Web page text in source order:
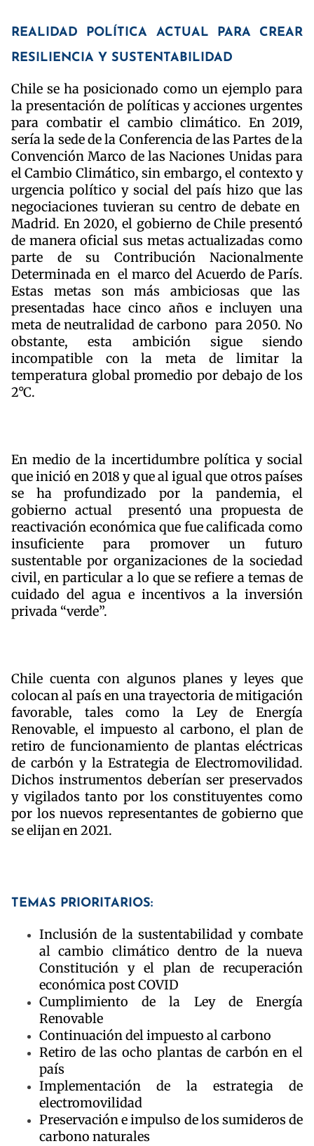
REALIDAD POLÍTICA ACTUAL PARA CREAR
RESILIENCIA Y SUSTENTABILIDAD
Chile se ha posicionado como un ejemplo para
la presentación de políticas y acciones urgentes
para combatir el cambio climático. En 2019,
sería la sede de la Conferencia de las Partes de la
Convención Marco de las Naciones Unidas para
el Cambio Climático, sin embargo, el contexto y
urgencia político y social del país hizo que las
negociaciones tuvieran su centro de debate en
Madrid. En 2020, el gobierno de Chile presentó
de manera oficial sus metas actualizadas como
parte de su Contribución Nacionalmente
Determinada en el marco del Acuerdo de París.
Estas metas son más ambiciosas que las
presentadas hace cinco años e incluyen una
meta de neutralidad de carbono para 2050. No
obstante, esta ambición sigue siendo
incompatible con la meta de limitar la
temperatura global promedio por debajo de los
2°C.
En medio de la incertidumbre política y social
que inició en 2018 y que al igual que otros países
se ha profundizado por la pandemia, el
gobierno actual presentó una propuesta de
reactivación económica que fue calificada como
insuficiente para promover un futuro
sustentable por organizaciones de la sociedad
civil, en particular a lo que se refiere a temas de
cuidado del agua e incentivos a la inversión
privada “verde”.
Chile cuenta con algunos planes y leyes que
colocan al país en una trayectoria de mitigación
favorable, tales como la Ley de Energía
Renovable, el impuesto al carbono, el plan de
retiro de funcionamiento de plantas eléctricas
de carbón y la Estrategia de Electromovilidad.
Dichos instrumentos deberían ser preservados
y vigilados tanto por los constituyentes como
por los nuevos representantes de gobierno que
se elijan en 2021.
TEMAS PRIORITARIOS:
Inclusión de la sustentabilidad y combate
al cambio climático dentro de la nueva
Constitución y el plan de recuperación
económica post COVID
Cumplimiento de la Ley de Energía
Renovable
Continuación del impuesto al carbono
Retiro de las ocho plantas de carbón en el
país
Implementación de la estrategia de
electromovilidad
Preservación e impulso de los sumideros de
carbono naturales